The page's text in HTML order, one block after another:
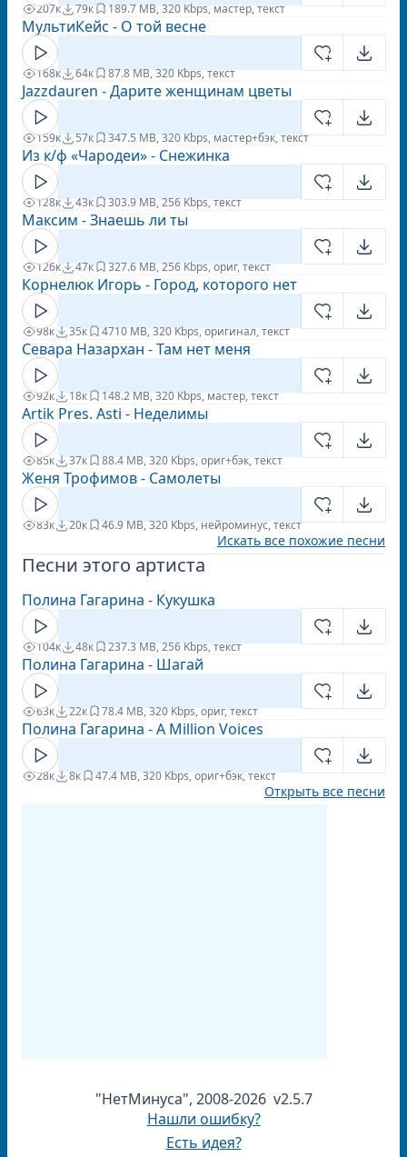
207к 79к 189.7 MB, 320 Kbps, мастер, текст
МультиКейс - О той весне
168к 64к 87.8 MB, 320 Kbps, текст
Jazzdauren - Дарите женщинам цветы
159к 57к 347.5 MB, 320 Kbps, мастер+бэк, текст
Из к/ф «Чародеи» - Снежинка
128к 43к 303.9 MB, 256 Kbps, текст
Максим - Знаешь ли ты
126к 47к 327.6 MB, 256 Kbps, ориг, текст
Корнелюк Игорь - Город, которого нет
98к 35к 4710 MB, 320 Kbps, оригинал, текст
Севара Назархан - Там нет меня
92к 18к 148.2 MB, 320 Kbps, мастер, текст
Artik Pres. Asti - Неделимы
85к 37к 88.4 MB, 320 Kbps, ориг+бэк, текст
Женя Трофимов - Самолеты
83к 20к 46.9 MB, 320 Kbps, нейроминус, текст
Искать все похожие песни
Песни этого артиста
Полина Гагарина - Кукушка
104к 48к 237.3 MB, 256 Kbps, текст
Полина Гагарина - Шагай
63к 22к 78.4 MB, 320 Kbps, ориг, текст
Полина Гагарина - A Million Voices
28к 8к 47.4 MB, 320 Kbps, ориг+бэк, текст
Открыть все песни
"НетМинуса", 2008-2026 v2.5.7
Нашли ошибку?
Есть идея?